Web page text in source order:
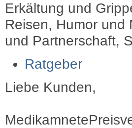
Erkältung und
Reisen, Humor und
und Partnerschaft,
Ratgeber
Liebe Kunden,